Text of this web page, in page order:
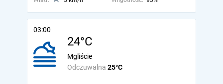
03:00
24°C
Odczuwalna 25°C
Mgliście